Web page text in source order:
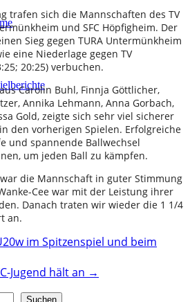
trafen sich die Mannschaften des TV
und SFC Höpfigheim. Der
Sieg gegen TURA Untermünkheim
eine Niederlage gegen TV
20:25) verbuchen.
Carolin Buhl, Finnja Göttlicher,
Annika Lehmann, Anna Gorbach,
Gold, zeigte sich sehr viel sicherer
den vorherigen Spielen. Erfolgreiche
und spannende Ballwechsel
um jeden Ball zu kämpfen.
die Mannschaft in guter Stimmung
Cee war mit der Leistung ihrer
Danach traten wir wieder die 1 1/4
an.
im Spitzenspiel und beim
Jugend hält an →
Suchen